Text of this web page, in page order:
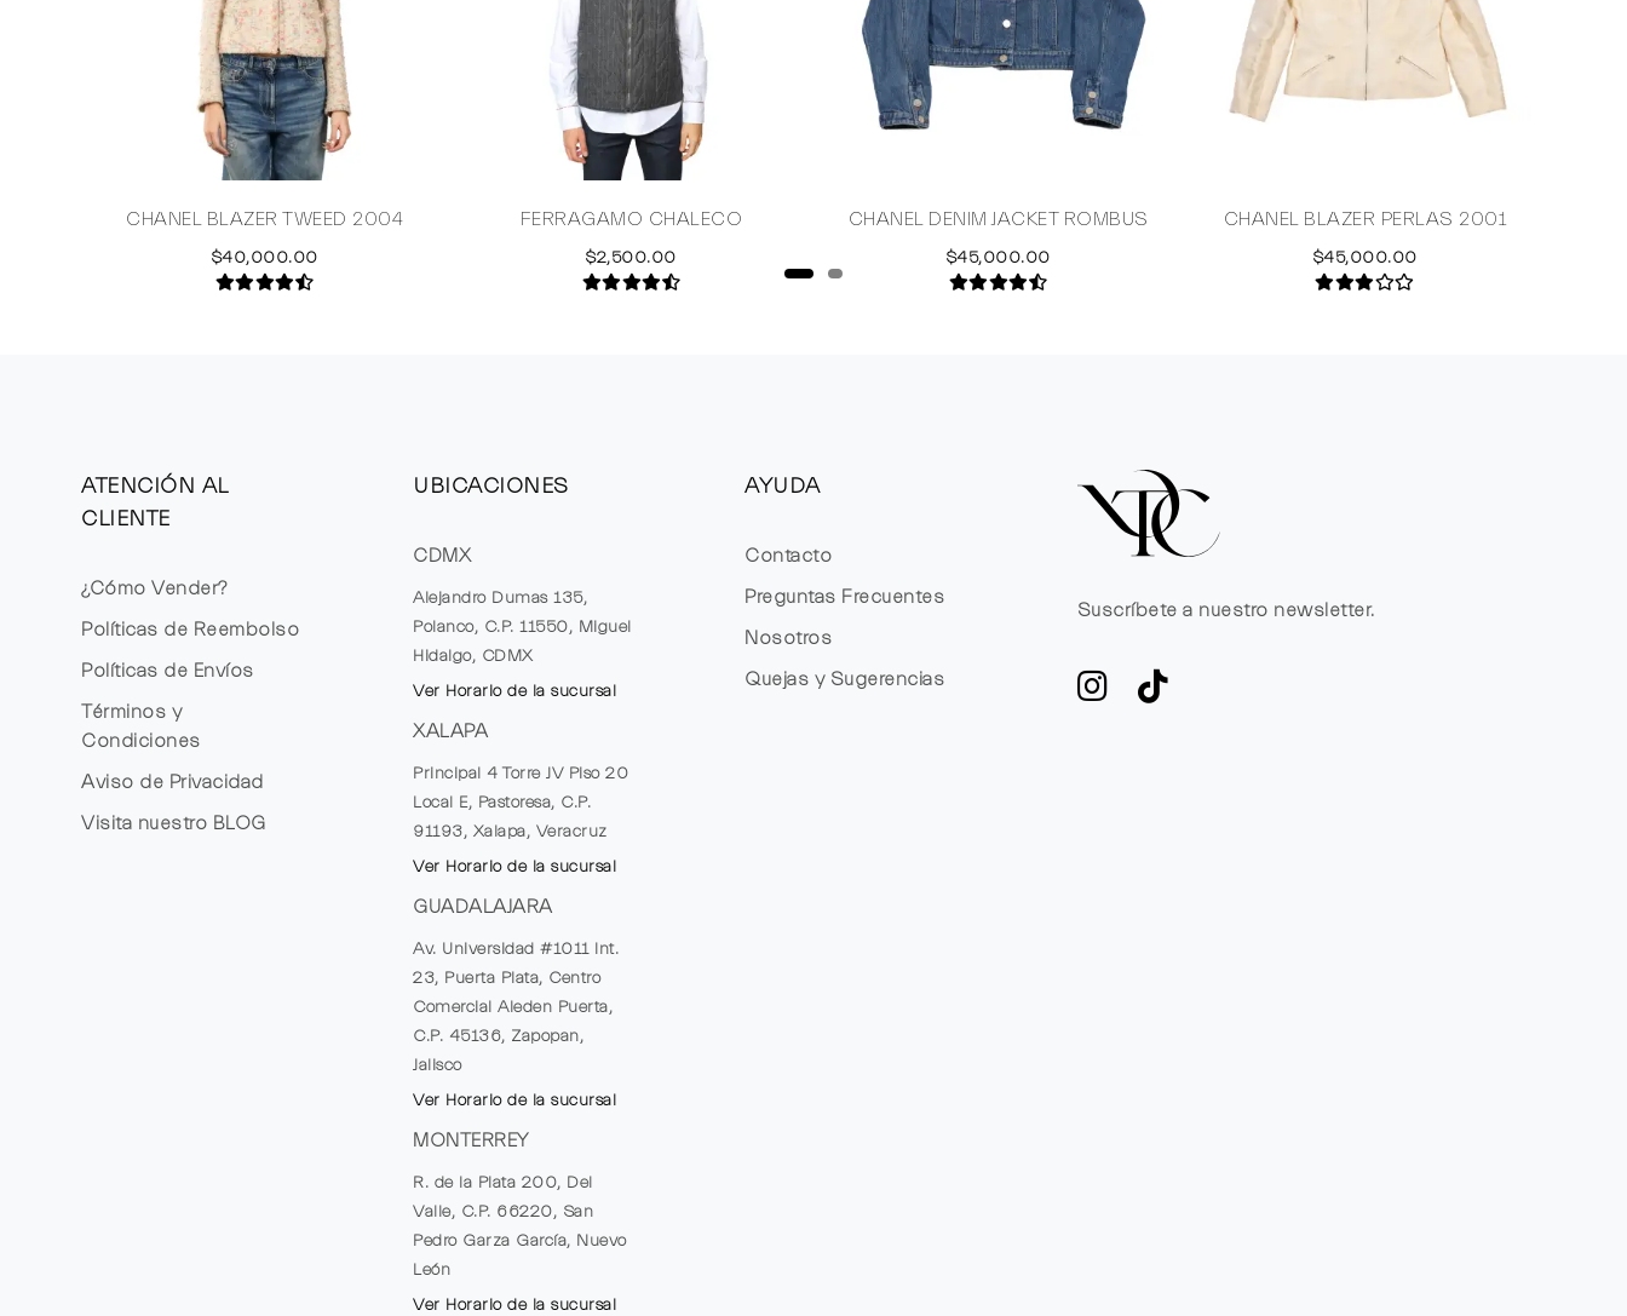
CHANEL BLAZER TWEED 2004
$40,000.00
FERRAGAMO CHALECO
$2,500.00
CHANEL DENIM JACKET ROMBUS
$45,000.00
CHANEL BLAZER PERLAS 2001
$45,000.00
ATENCIÓN AL
CLIENTE
¿Cómo Vender?
Políticas de Reembolso
Políticas de Envíos
Términos y
Condiciones
Aviso de Privacidad
Visita nuestro BLOG
UBICACIONES
CDMX
Alejandro Dumas 135,
Polanco, C.P. 11550, Miguel
Hidalgo, CDMX
Ver Horario de la sucursal
XALAPA
Principal 4 Torre JV Piso 20
Local E, Pastoresa, C.P.
91193, Xalapa, Veracruz
Ver Horario de la sucursal
GUADALAJARA
Av. Universidad #1011 Int.
23, Puerta Plata, Centro
Comercial Aleden Puerta,
C.P. 45136, Zapopan,
Jalisco
Ver Horario de la sucursal
MONTERREY
R. de la Plata 200, Del
Valle, C.P. 66220, San
Pedro Garza García, Nuevo
León
Ver Horario de la sucursal
AYUDA
Contacto
Preguntas Frecuentes
Nosotros
Quejas y Sugerencias
Suscríbete a nuestro newsletter.